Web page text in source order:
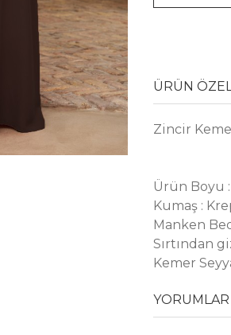
ÜRÜN
Zincir
Ürün Boyu :
Kumaş :
Manken
Sırtından
Kemer